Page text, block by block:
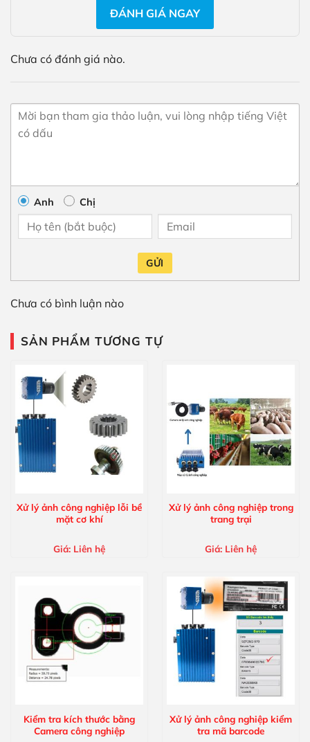
ĐÁNH GIÁ NGAY
Chưa có đánh giá nào.
Anh Chị
GỬI
Chưa có bình luận nào
SẢN PHẨM TƯƠNG TỰ
Xử lý ảnh công nghiệp lỗi bề
mặt cơ khí
Giá: Liên hệ
Xử lý ảnh công nghiệp trong
trang trại
Giá: Liên hệ
Kiểm tra kích thước bằng
Camera công nghiệp
Xử lý ảnh công nghiệp kiểm
tra mã barcode